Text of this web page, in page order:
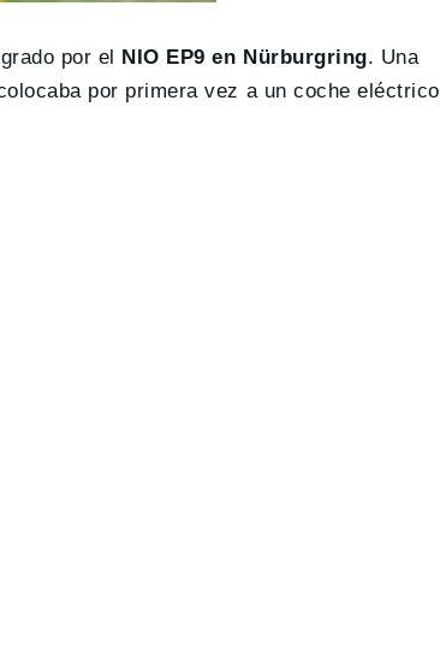
por el NIO EP9 en Nürburgring. Una
por primera vez a un coche eléctrico